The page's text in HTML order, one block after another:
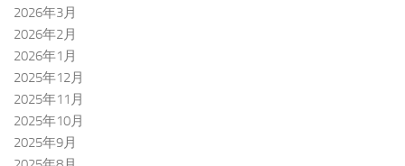
2026年3月
2026年2月
2026年1月
2025年12月
2025年11月
2025年10月
2025年9月